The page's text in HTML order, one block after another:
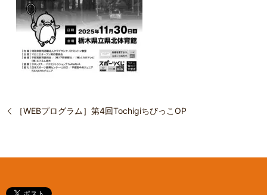
［WEBプログラム］第4回TochigiちびっこOP